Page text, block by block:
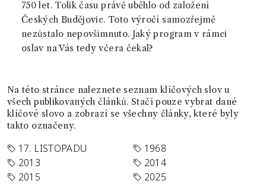
750 let. Tolik času právě uběhlo od založení
Českých Budějovic. Toto výročí samozřejmě
nezůstalo nepovšimnuto. Jaký program v rámci
oslav na Vás tedy včera čekal?
Na této stránce naleznete seznam klíčových slov u
všech publikovaných článků. Stačí pouze vybrat dané
klíčové slovo a zobrazí se všechny články, které byly
takto označeny.
17. LISTOPADU
1968
2013
2014
2015
2025